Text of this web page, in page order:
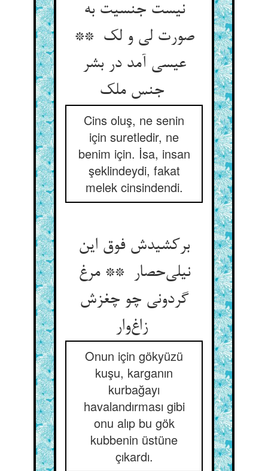
نیست جنسیت به
صورت لی و لک **
عیسی آمد در بشر
Cins oluş, ne senin
için suretledir, ne
benim için. İsa, insan
şeklindeydi, fakat
melek cinsindendi.
برکشیدش فوق این
نیلی‌حصار ** مرغ
گردونی چو چغزش
Onun için gökyüzü
kuşu, karganın
kurbağayı
havalandırması gibi
onu alıp bu gök
kubbenin üstüne
çıkardı.